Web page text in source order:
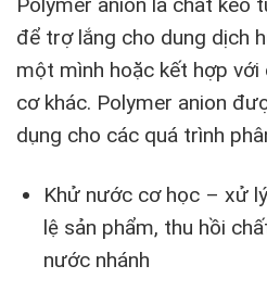
để trợ lắng cho dung dịch
một mình hoặc kết hợp
cơ khác. Polymer anion
dụng cho các quá trình
Khử nước cơ học – xử
lệ sản phẩm, thu hồi
nước nhánh